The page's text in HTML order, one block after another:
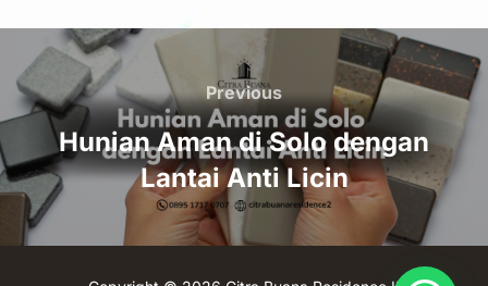
Post
navigation
Previous
Previous
Hunian Aman di Solo dengan
Lantai Anti Licin